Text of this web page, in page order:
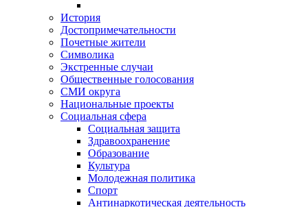
История
Достопримечательности
Почетные жители
Символика
Экстренные случаи
Общественные голосования
СМИ округа
Национальные проекты
Социальная сфера
Социальная защита
Здравоохранение
Образование
Культура
Молодежная политика
Спорт
Антинаркотическая деятельность